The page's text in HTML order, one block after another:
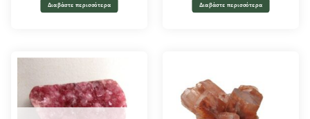
Διαβάστε περισσότερα Διαβάστε περισσότερα